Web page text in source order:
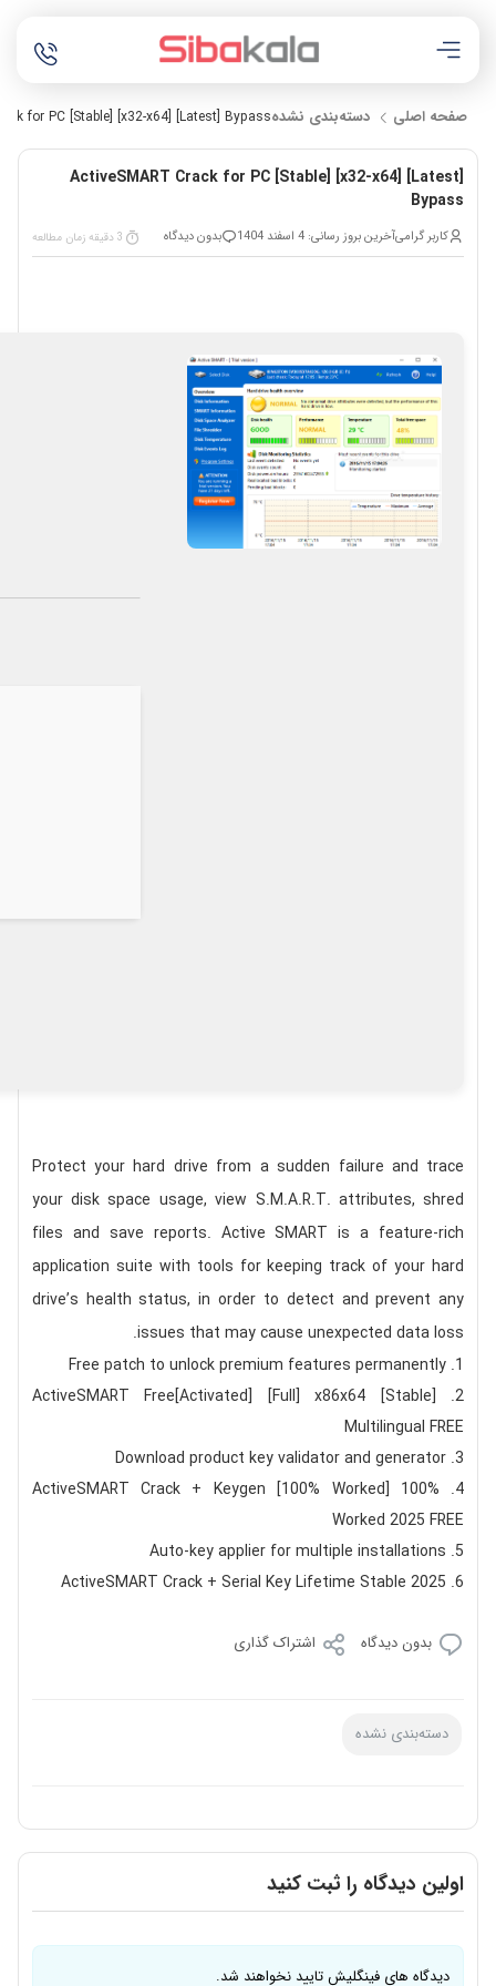
صفحه اصلی دسته‌بندی نشدهfor PC [Stable] [x32-x64] [Latest] Bypass
ActiveSMART Crack for PC [Stable] [x32-x64] [Latest]
Bypass
کاربر گرامیآخرین بروز رسانی: 4 اسفند 1404 بدون دیدگاه 3 دقیقه زمان مطالعه
Protect your hard drive from a sudden failure and trace
your disk space usage, view S.M.A.R.T. attributes, shred
files and save reports. Active SMART is a feature-rich
application suite with tools for keeping track of your hard
drive’s health status, in order to detect and prevent any
issues that may cause unexpected data loss.
Free patch to unlock premium features permanently
ActiveSMART Free[Activated] [Full] x86x64 [Stable]
Multilingual FREE
Download product key validator and generator
ActiveSMART Crack + Keygen [100% Worked] 100%
Worked 2025 FREE
Auto-key applier for multiple installations
ActiveSMART Crack + Serial Key Lifetime Stable 2025
بدون دیدگاه اشتراک گذاری
دسته‌بندی نشده
اولین دیدگاه را ثبت کنید
دیدگاه های فینگلیش تایید نخواهند شد.